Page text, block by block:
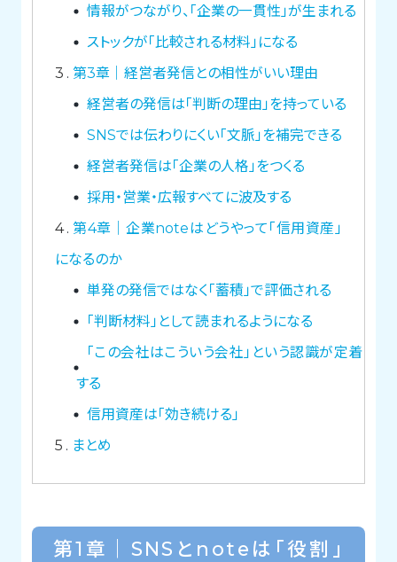
情報がつながり、「企業の一貫性」が生まれる
ストックが「比較される材料」になる
3 第3章｜経営者発信との相性がいい理由
経営者の発信は「判断の理由」を持っている
SNSでは伝わりにくい「文脈」を補完できる
経営者発信は「企業の人格」をつくる
採用・営業・広報すべてに波及する
4 第4章｜企業noteはどうやって「信用資産」
になるのか
単発の発信ではなく「蓄積」で評価される
「判断材料」として読まれるようになる
「この会社はこういう会社」という認識が定着
する
信用資産は「効き続ける」
5
まとめ
第1章｜SNSとnoteは「役割」